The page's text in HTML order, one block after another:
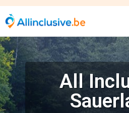
All